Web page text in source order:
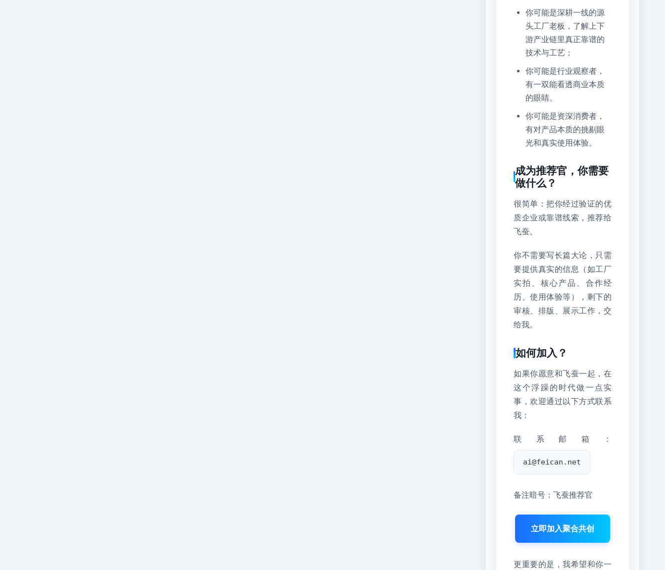
你可能是深耕一线的源
头工厂老板，了解上下
游产业链里真正靠谱的
技术与工艺；
你可能是行业观察者，
有一双能看透商业本质
的眼睛。
你可能是资深消费者，
有对产品本质的挑剔眼
光和真实使用体验。
成为推荐官，你需要
做什么？
很简单：把你经过验证的优
质企业或靠谱线索，推荐给
飞蚕。
你不需要写长篇大论，只需
要提供真实的信息（如工厂
实拍、核心产品、合作经
历、使用体验等），剩下的
审核、排版、展示工作，交
给我。
如何加入？
如果你愿意和飞蚕一起，在
这个浮躁的时代做一点实
事，欢迎通过以下方式联系
我：
联系邮箱：
ai@feican.net
备注暗号：飞蚕推荐官
立即加入聚合共创
更重要的是，我希望和你一